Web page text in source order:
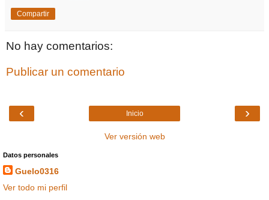
Compartir
No hay comentarios:
Publicar un comentario
‹ ›
Inicio
Ver versión web
Datos personales
Guelo0316
Ver todo mi perfil